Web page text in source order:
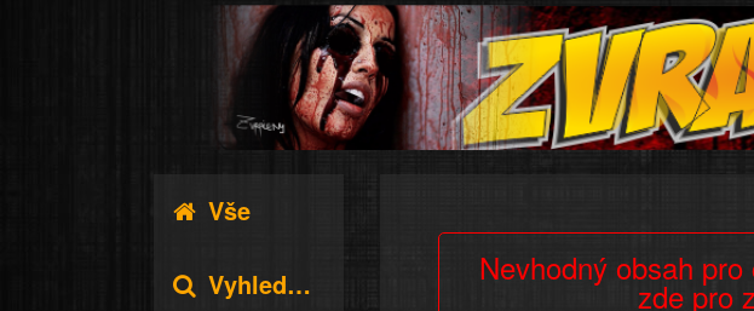
Vše
Vyhledávání Nevhodný obsah
zde pro